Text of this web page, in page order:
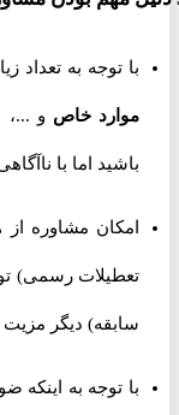
با توجه به تعداد
موارد خاصو ...،
باشید اما با
امکان مشاوره از هر
سابقه) دیگر مزیت
با توجه به اینکه